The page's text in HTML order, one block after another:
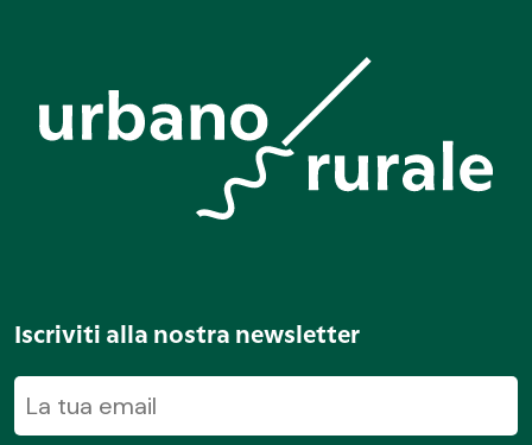
Iscriviti alla nostra newsletter